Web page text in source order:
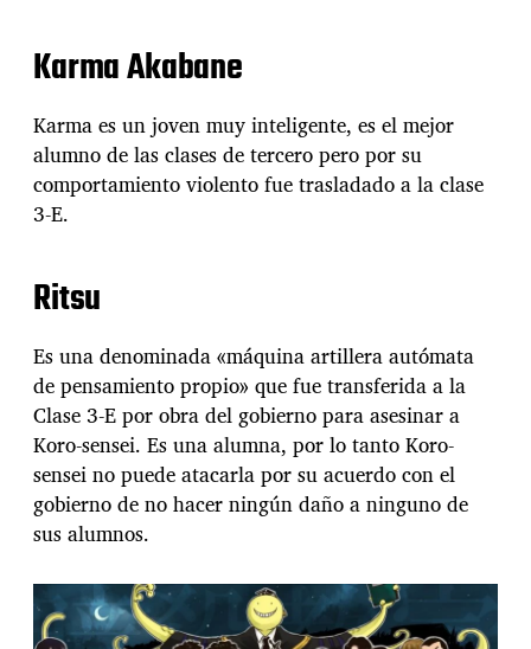
Karma Akabane
Karma es un joven muy inteligente, es el mejor
alumno de las clases de tercero pero por su
comportamiento violento fue trasladado a la clase
3-E.
Ritsu
Es una denominada «máquina artillera autómata
de pensamiento propio» que fue transferida a la
Clase 3-E por obra del gobierno para asesinar a
Koro-sensei. Es una alumna, por lo tanto Koro-
sensei no puede atacarla por su acuerdo con el
gobierno de no hacer ningún daño a ninguno de
sus alumnos.